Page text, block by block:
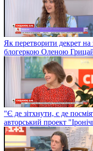
Як перетворити декрет на
блогеркою Оленою
"Є де зітхнути, є де
авторський проект